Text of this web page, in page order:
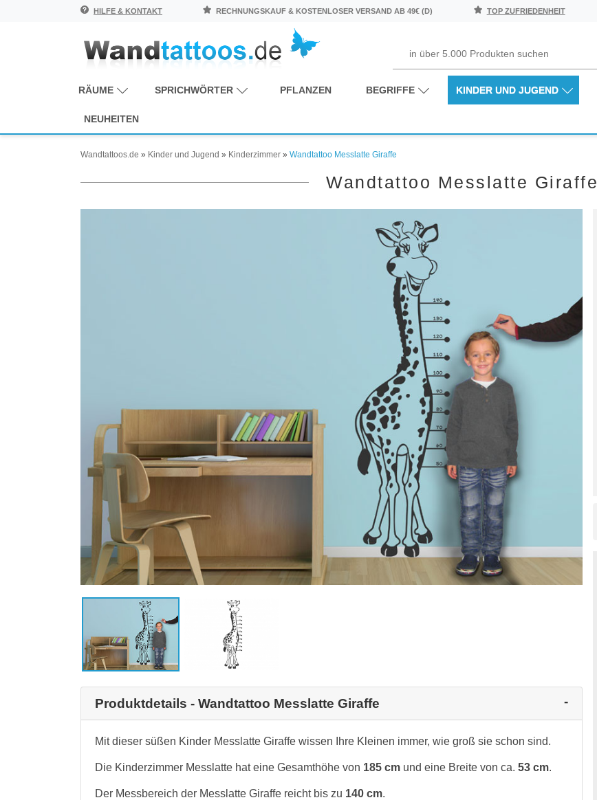
HILFE & KONTAKT RECHNUNGSKAUF & KOSTENLOSER VERSAND AB 49€ (D) TOP ZUFRIEDENHEIT
RÄUME SPRICHWÖRTER PFLANZEN BEGRIFFE KINDER UND JUGEND
NEUHEITEN
Wandtattoos.de » Kinder und Jugend » Kinderzimmer » Wandtattoo Messlatte Giraffe
Wandtattoo Messlatte Giraffe
Produktdetails - Wandtattoo Messlatte Giraffe
Mit dieser süßen Kinder Messlatte Giraffe wissen Ihre Kleinen immer, wie groß sie schon sind.
Die Kinderzimmer Messlatte hat eine Gesamthöhe von 185 cm und eine Breite von ca. 53 cm.
Der Messbereich der Messlatte Giraffe reicht bis zu 140 cm.